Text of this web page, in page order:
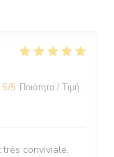
5/5 Ποιότητα / Τιμή :
conviviale,